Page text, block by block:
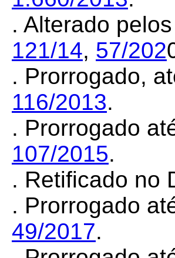
. Alterado
121/14, 57/202
. Prorrogado,
116/2013.
. Prorrogado
107/2015.
. Retificado no
. Prorrogado
49/2017.